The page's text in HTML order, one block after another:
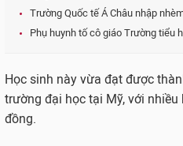
Trường Quốc tế Á Châu nhập
Phụ huynh tố cô giáo Trường tiểu
Học sinh này vừa đạt được
trường đại học tại Mỹ, với
đồng.